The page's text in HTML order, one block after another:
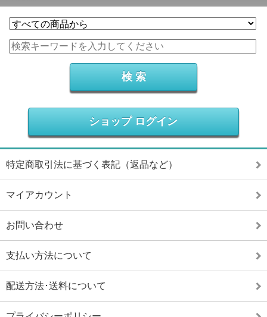
ショップ ログイン
特定商取引法に基づく表記（返品など）
マイアカウント
お問い合わせ
支払い方法について
配送方法･送料について